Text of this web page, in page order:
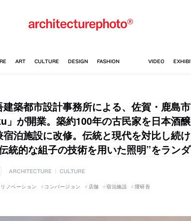
建築都市設計事務所による、佐賀・鹿島
」が開業。築約100年の古民家を日本酒
宿泊施設に改修。伝統と現代を対比し続
統的な組子の技術を用いた照明”をラン
ARCHITECTURE | CULTURE
リノベーション コンバージョン 店舗 宿泊施設 隈研吾